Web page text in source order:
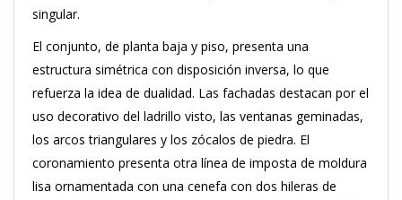
singular.
El conjunto, de planta baja y piso, presenta una
estructura simétrica con disposición inversa, lo que
refuerza la idea de dualidad. Las fachadas destacan por el
uso decorativo del ladrillo visto, las ventanas geminadas,
los arcos triangulares y los zócalos de piedra. El
coronamiento presenta otra línea de imposta de moldura
lisa ornamentada con una cenefa con dos hileras de